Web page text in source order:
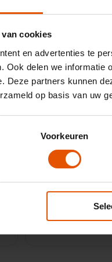
cookies
en advertenties te
Ook delen we
Deze partners kunnen
op basis van uw
Voorkeuren
concurrerende
zorgen de
alle documenten
9